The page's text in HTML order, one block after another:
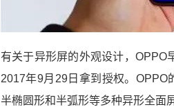
有关于异形屏的外观设计，OPPO
2017年9月29日拿到授权。OPPO
半椭圆形和半弧形等多种异形全面